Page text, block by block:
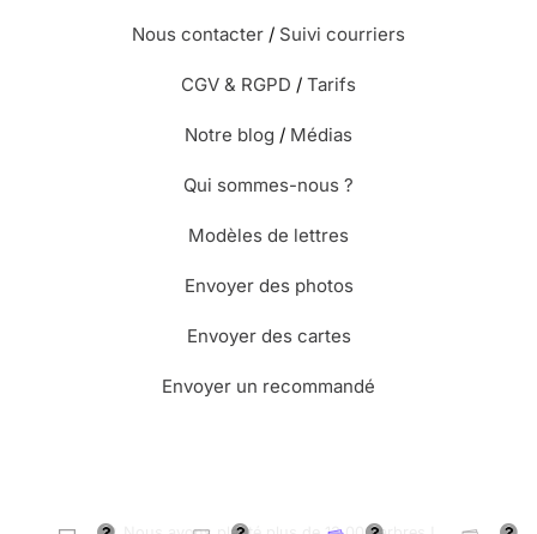
Nous contacter / Suivi courriers
CGV & RGPD / Tarifs
Notre blog / Médias
Qui sommes-nous ?
Modèles de lettres
Envoyer des photos
Envoyer des cartes
Envoyer un recommandé